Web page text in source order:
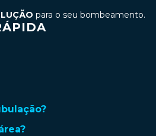
para o seu bombeamento.